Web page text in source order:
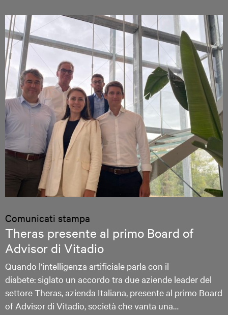
Comunicati stampa
Theras presente al primo Board of
Advisor di Vitadio
Quando l’intelligenza artificiale parla con il
diabete: siglato un accordo tra due aziende leader del
settore Theras, azienda Italiana, presente al primo Board
of Advisor di Vitadio, società che vanta una…